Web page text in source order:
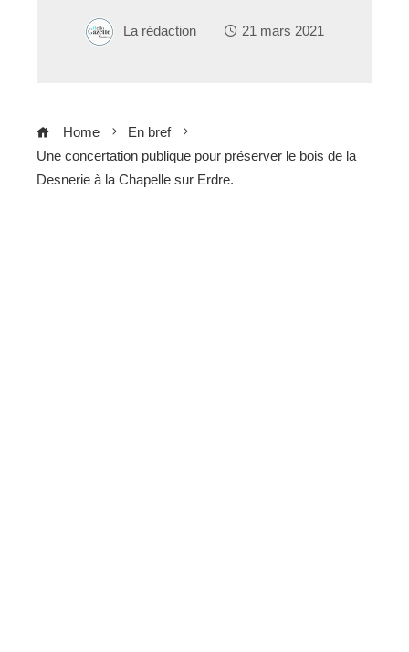
La rédaction 21 mars 2021
Home
En bref
Une concertation publique pour préserver le bois de la
Desnerie à la Chapelle sur Erdre.